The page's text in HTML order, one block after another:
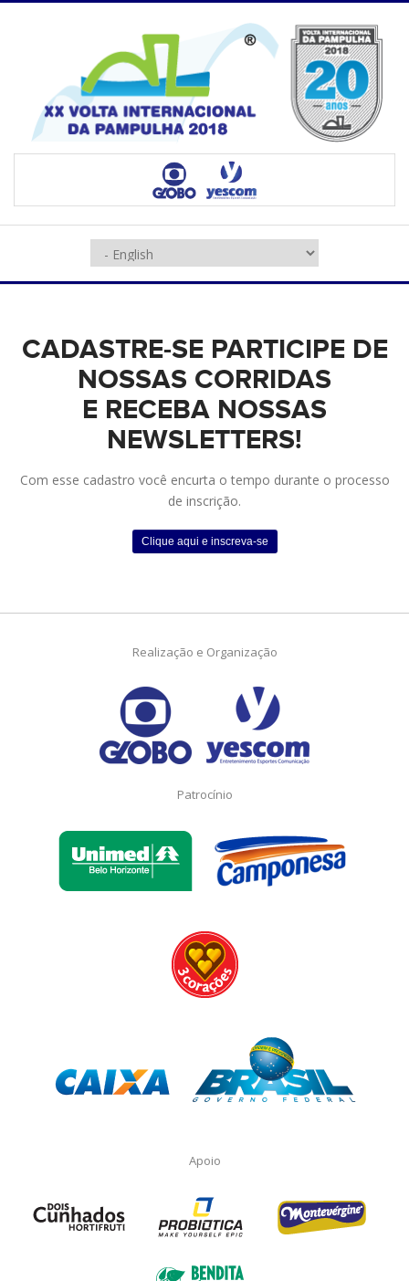
CADASTRE-SE PARTICIPE DE
NOSSAS CORRIDAS
E RECEBA NOSSAS
NEWSLETTERS!
Com esse cadastro você encurta o tempo durante o processo
de inscrição.
Clique aqui e inscreva-se
Realização e Organização
Patrocínio
Apoio